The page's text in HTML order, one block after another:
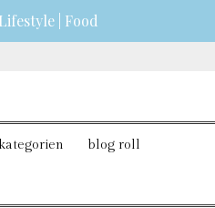
| Food
blog roll